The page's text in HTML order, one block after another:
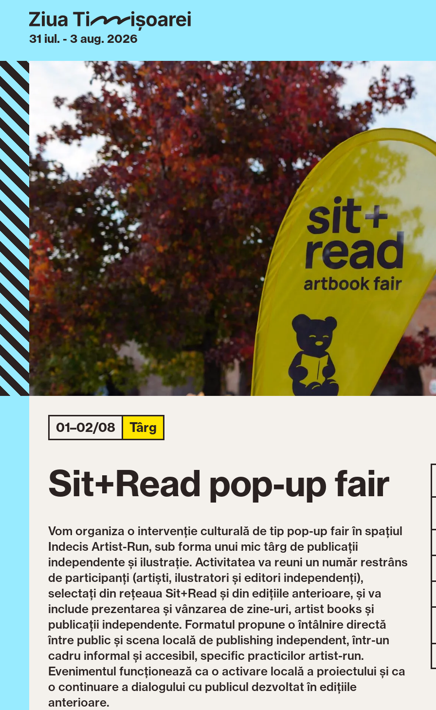
31 iul. - 3 aug. 2026
01–02/08 Târg
Sit+Read pop-up fair
Vom organiza o intervenție culturală de tip pop-up fair în spațiul
Indecis Artist-Run, sub forma unui mic târg de publicații
independente și ilustrație. Activitatea va reuni un număr restrâns
de participanți (artiști, ilustratori și editori independenți),
selectați din rețeaua Sit+Read și din edițiile anterioare, și va
include prezentarea și vânzarea de zine-uri, artist books și
publicații independente. Formatul propune o întâlnire directă
între public și scena locală de publishing independent, într-un
cadru informal și accesibil, specific practicilor artist-run.
Evenimentul funcționează ca o activare locală a proiectului și ca
o continuare a dialogului cu publicul dezvoltat în edițiile
anterioare.